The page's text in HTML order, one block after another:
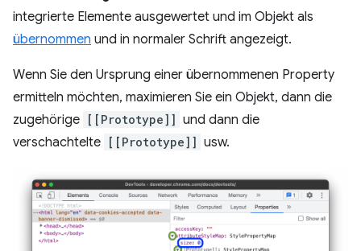
integrierte Elemente ausgewertet und im Objekt als
übernommen und in normaler Schrift angezeigt.
Wenn Sie den Ursprung einer übernommenen Property
ermitteln möchten, maximieren Sie ein Objekt, dann die
zugehörige [[Prototype]] und dann die
verschachtelte [[Prototype]] usw.